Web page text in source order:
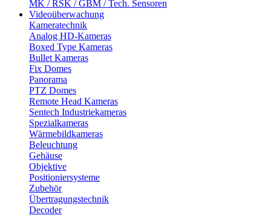
MK / RSK / GBM / Tech. Sensoren
Videoüberwachung
Kameratechnik
Analog HD-Kameras
Boxed Type Kameras
Bullet Kameras
Fix Domes
Panorama
PTZ Domes
Remote Head Kameras
Sentech Industriekameras
Spezialkameras
Wärmebildkameras
Beleuchtung
Gehäuse
Objektive
Positioniersysteme
Zubehör
Übertragungstechnik
Decoder